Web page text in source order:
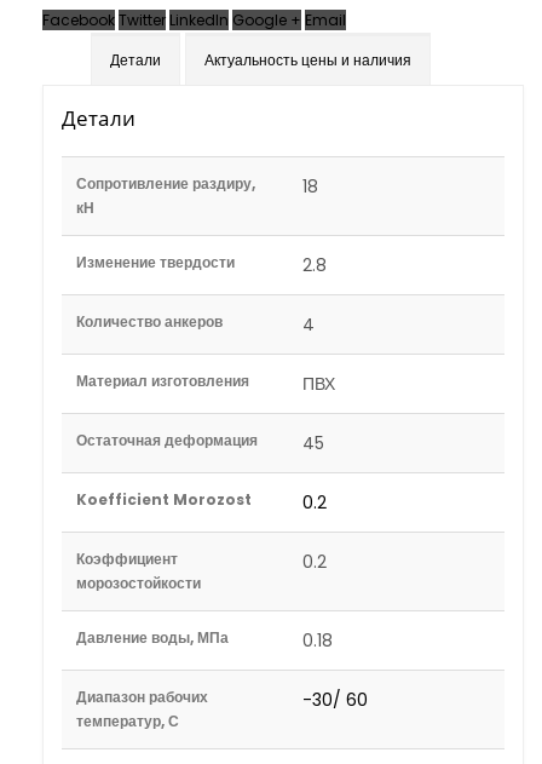
FacebookTwitter LinkedIn Google + Email
Детали
Актуальность цены и наличия
Детали
Сопротивление раздиру,
кН
18
Изменение твердости 2.8
Количество анкеров 4
Материал изготовления ПВХ
Остаточная деформация 45
Koefficient Morozost 0.2
Коэффициент
морозостойкости
0.2
Давление воды, МПа 0.18
Диапазон рабочих
температур, С
-30/ 60